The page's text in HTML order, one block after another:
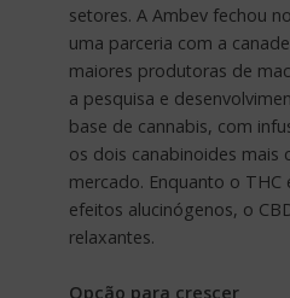
setores. A Ambev fechou
uma parceria com a
maiores produtoras de
a pesquisa e
base de cannabis, com
os dois canabinoides mais
mercado. Enquanto o THC
efeitos alucinógenos, o
relaxantes.
Opção para crescer